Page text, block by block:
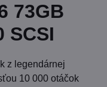
73GB
SCSI
z legendárnej
10 000 otáčok